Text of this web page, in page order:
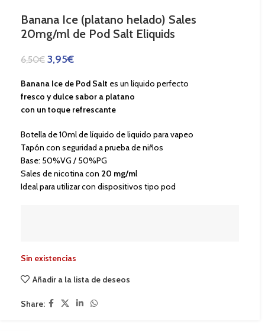
Banana Ice (platano helado) Sales
20mg/ml de Pod Salt Eliquids
6,50€ 3,95€
Banana Ice de Pod Salt es un líquido perfecto
fresco y dulce sabor a platano
con un toque refrescante
Botella de 10ml de líquido de liquido para vapeo
Tapón con seguridad a prueba de niños
Base: 50%VG / 50%PG
Sales de nicotina con 20 mg/ml
Ideal para utilizar con dispositivos tipo pod
Sin existencias
Añadir a la lista de deseos
Share: